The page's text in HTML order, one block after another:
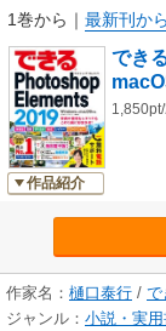
動作成機能」「ミー
います。つまずきが
厚く解説しているの
う。万が一分からな
サポート」に書籍に
1巻から ｜ 最新刊から
作品紹介
でき
作家名： 樋口泰行 / で
ジャンル： 小説・実